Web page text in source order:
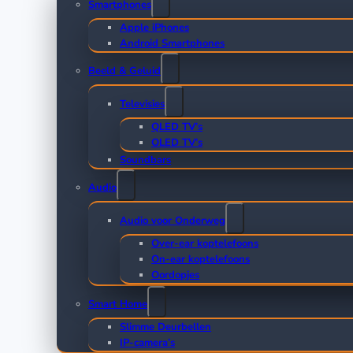
Smartphones
Apple iPhones
Android Smartphones
Beeld & Geluid
Televisies
QLED TV’s
OLED TV’s
Soundbars
Audio
Audio voor Onderweg
Over-ear koptelefoons
On-ear koptelefoons
Oordopjes
Smart Home
Slimme Deurbellen
IP-camera’s